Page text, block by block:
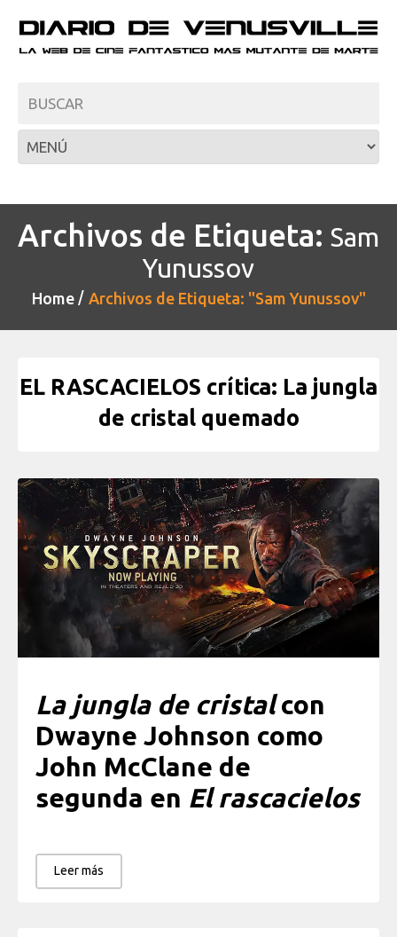
Archivos de Etiqueta: Sam
Yunussov
Home Archivos de Etiqueta: "Sam Yunussov"
EL RASCACIELOS crítica: La jungla
de cristal quemado
La jungla de cristalcon
Dwayne Johnson como
John McClane de
segunda en El rascacielos
Leer más